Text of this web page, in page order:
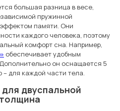
большая разница в весе,
пружинной
памяти. Они
каждого человека, поэтому
комфорт сна. Например,
обеспечивает удобным
он оснащается 5
для каждой части тела.
двуспальной